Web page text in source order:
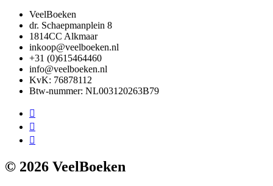
VeelBoeken
dr. Schaepmanplein 8
1814CC Alkmaar
inkoop@veelboeken.nl
+31 (0)615464460
info@veelboeken.nl
KvK: 76878112
Btw-nummer: NL003120263B79
© 2026 VeelBoeken